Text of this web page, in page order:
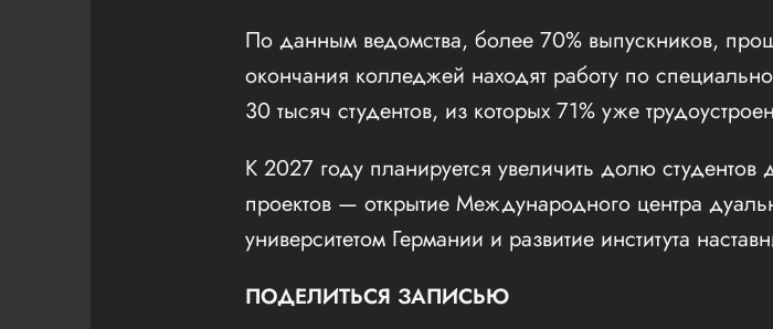
По данным ведомства, более 70% выпускников,
окончания колледжей находят работу по
30 тысяч студентов, из которых 71% уже
К 2027 году планируется увеличить долю
проектов — открытие Международного центра
университетом Германии и развитие института
ПОДЕЛИТЬСЯ ЗАПИСЬЮ